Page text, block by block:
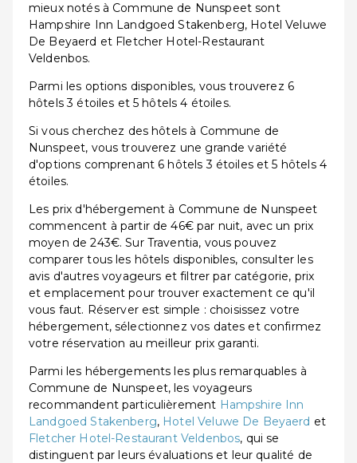
mieux notés à Commune de Nunspeet sont
Hampshire Inn Landgoed Stakenberg, Hotel Veluwe
De Beyaerd et Fletcher Hotel-Restaurant
Veldenbos.
Parmi les options disponibles, vous trouverez 6
hôtels 3 étoiles et 5 hôtels 4 étoiles.
Si vous cherchez des hôtels à Commune de
Nunspeet, vous trouverez une grande variété
d'options comprenant 6 hôtels 3 étoiles et 5 hôtels 4
étoiles.
Les prix d'hébergement à Commune de Nunspeet
commencent à partir de 46€ par nuit, avec un prix
moyen de 243€. Sur Traventia, vous pouvez
comparer tous les hôtels disponibles, consulter les
avis d'autres voyageurs et filtrer par catégorie, prix
et emplacement pour trouver exactement ce qu'il
vous faut. Réserver est simple : choisissez votre
hébergement, sélectionnez vos dates et confirmez
votre réservation au meilleur prix garanti.
Parmi les hébergements les plus remarquables à
Commune de Nunspeet, les voyageurs
recommandent particulièrement Hampshire Inn
Landgoed Stakenberg, Hotel Veluwe De Beyaerd et
Fletcher Hotel-Restaurant Veldenbos, qui se
distinguent par leurs évaluations et leur qualité de